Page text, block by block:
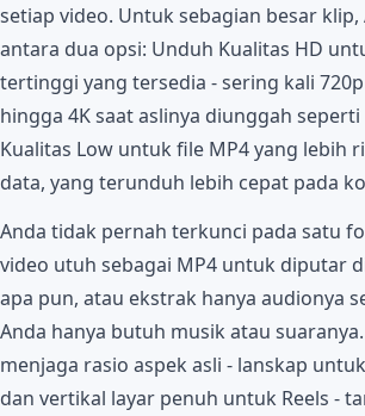
setiap video. Untuk sebagian besar
antara dua opsi: Unduh Kualitas HD
tertinggi yang tersedia - sering kali
hingga 4K saat aslinya diunggah
Kualitas Low untuk file MP4 yang lebih
data, yang terunduh lebih cepat pada
Anda tidak pernah terkunci pada satu
video utuh sebagai MP4 untuk diputar
apa pun, atau ekstrak hanya audionya
Anda hanya butuh musik atau
menjaga rasio aspek asli - lanskap
dan vertikal layar penuh untuk Reels -